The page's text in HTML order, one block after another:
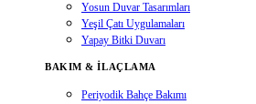
Yosun Duvar Tasarımları
Yeşil Çatı Uygulamaları
Yapay Bitki Duvarı
BAKIM & İLAÇLAMA
Periyodik Bahçe Bakımı